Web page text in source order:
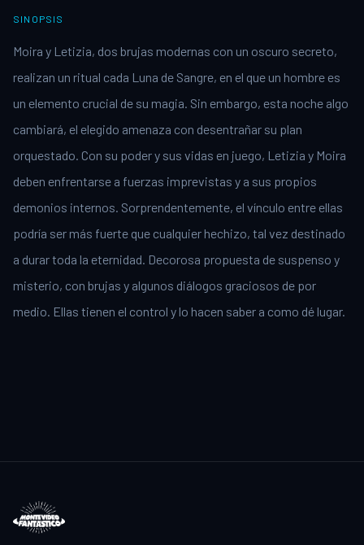
SINOPSIS
Moira y Letizia, dos brujas modernas con un oscuro secreto,
realizan un ritual cada Luna de Sangre, en el que un hombre es
un elemento crucial de su magia. Sin embargo, esta noche algo
cambiará, el elegido amenaza con desentrañar su plan
orquestado. Con su poder y sus vidas en juego, Letizia y Moira
deben enfrentarse a fuerzas imprevistas y a sus propios
demonios internos. Sorprendentemente, el vínculo entre ellas
podría ser más fuerte que cualquier hechizo, tal vez destinado
a durar toda la eternidad. Decorosa propuesta de suspenso y
misterio, con brujas y algunos diálogos graciosos de por
medio. Ellas tienen el control y lo hacen saber a como dé lugar.